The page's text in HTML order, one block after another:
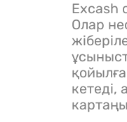
Excash
Олар
кетеді,